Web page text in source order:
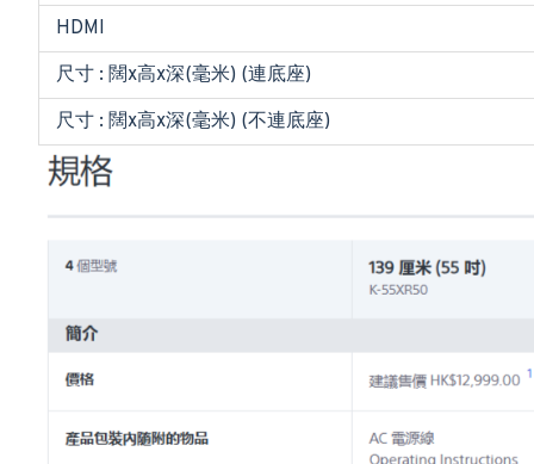
HDMI
尺寸 : 闊x高x深(毫米) (連底座)
尺寸 : 闊x高x深(毫米) (不連底座)